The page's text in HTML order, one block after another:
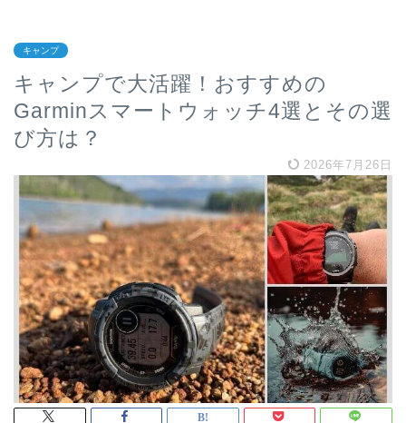
キャンプ
キャンプで大活躍！おすすめの
Garminスマートウォッチ4選とその選
び方は？
2026年7月26日